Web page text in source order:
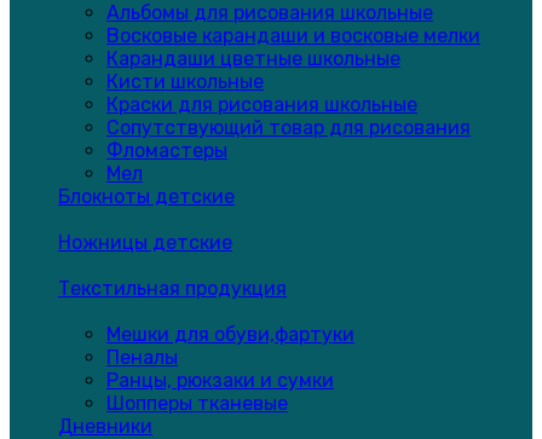
Альбомы для рисования школьные
Восковые карандаши и восковые мелки
Карандаши цветные школьные
Кисти школьные
Краски для рисования школьные
Сопутствующий товар для рисования
Фломастеры
Мел
Блокноты детские
Ножницы детские
Текстильная продукция
Мешки для обуви,фартуки
Пеналы
Ранцы, рюкзаки и сумки
Шопперы тканевые
Дневники